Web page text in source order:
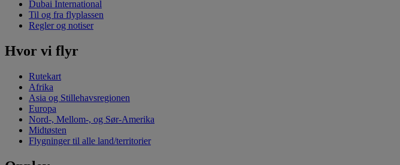
Dubai International
Til og fra flyplassen
Regler og notiser
Hvor vi flyr
Rutekart
Afrika
Asia og Stillehavsregionen
Europa
Nord-, Mellom-, og Sør-Amerika
Midtøsten
Flygninger til alle land/territorier